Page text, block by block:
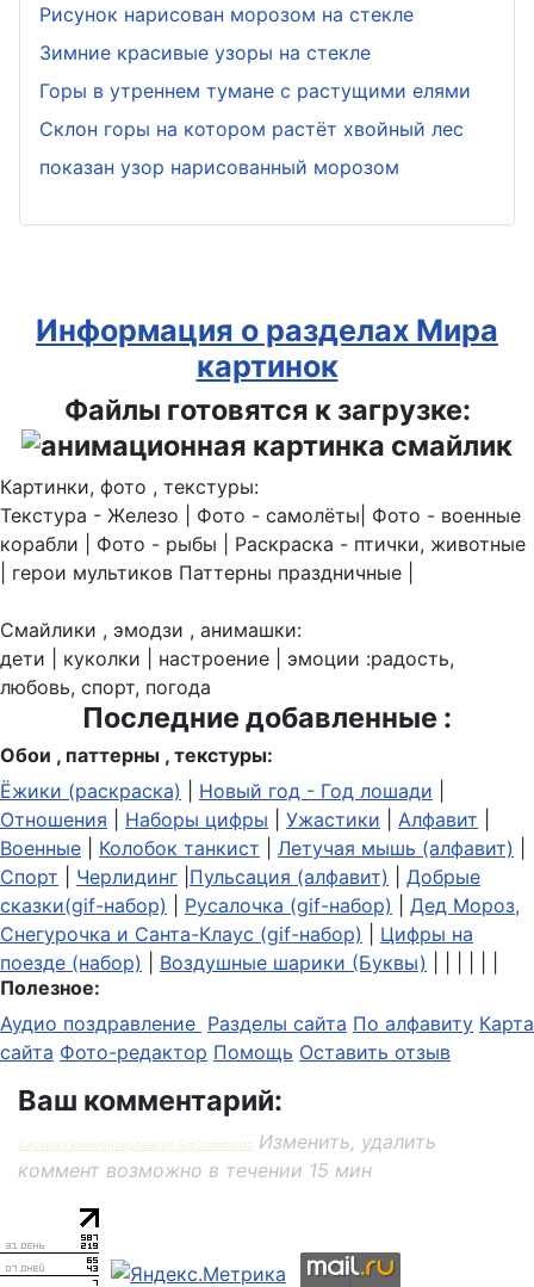
Рисунок нарисован морозом на стекле
Зимние красивые узоры на стекле
Горы в утреннем тумане с растущими елями
Склон горы на котором растёт хвойный лес
показан узор нарисованный морозом
Информация о разделах Мира
картинок
Файлы готовятся к загрузке:
Картинки, фото , текстуры:
Текстура - Железо | Фото - самолёты| Фото - военные
корабли | Фото - рыбы | Раскраска - птички, животные
| герои мультиков Паттерны праздничные |
Смайлики , эмодзи , анимашки:
дети | куколки | настроение | эмоции :радость,
любовь, спорт, погода
Последние добавленные :
Обои , паттерны , текстуры:
Ёжики (раскраска)
Новый год - Год лошади
Отношения
Наборы цифры Ужастики Алфавит
Военные
Колобок танкист Летучая мышь (алфавит)
Спорт
Черлидинг Пульсация (алфавит)
Добрые
сказки(gif-набор)
Русалочка (gif-набор)
Дед Мороз,
Снегурочка и Санта-Клаус (gif-набор)
Цифры на
поезде (набор)
Воздушные шарики (Буквы)
Полезное:
Аудио поздравление Разделы сайта По алфавиту Карта
сайта Фото-редактор Помощь Оставить отзыв
Ваш комментарий:
Система комментирования SigComments
Изменить, удалить
коммент возможно в течении 15 мин